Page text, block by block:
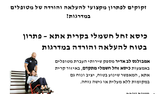
זקוקים לפתרון מקצועי להעלאה והורדה של מטופלים
במדרגות?
כיסא זחל חשמלי בקרית אתא – פתרון
בטוח להעלאה והורדה במדרגות
אמבולנס לב אדיר מספק שירותי העברת מטופלים
באמצעות כיסא זחל חשמלי מתקדם, באיזור קרית
אתא , המאפשר שינוע בטוח, יציב ונוח גם
במקומות ללא מעלית או גישה נוחה.